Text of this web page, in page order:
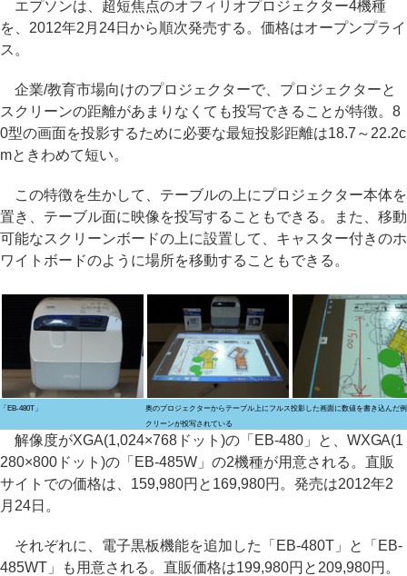
エプソンは、超短焦点のオフィリオプロジェクター4機種
を、2012年2月24日から順次発売する。価格はオープンプライ
ス。
企業/教育市場向けのプロジェクターで、プロジェクターと
スクリーンの距離があまりなくても投写できることが特徴。8
0型の画面を投影するために必要な最短投影距離は18.7～22.2c
mときわめて短い。
この特徴を生かして、テーブルの上にプロジェクター本体を
置き、テーブル面に映像を投写することもできる。また、移動
可能なスクリーンボードの上に設置して、キャスター付きのホ
ワイトボードのように場所を移動することもできる。
「EB-480T」
奥のプロジェクターからテーブル上にフルス
クリーンが投写されている
投影した画面に数値を書き込んだ例
解像度がXGA(1,024×768ドット)の「EB-480」と、WXGA(1
280×800ドット)の「EB-485W」の2機種が用意される。直販
サイトでの価格は、159,980円と169,980円。発売は2012年2
月24日。
それぞれに、電子黒板機能を追加した「EB-480T」と「EB-
485WT」も用意される。直販価格は199,980円と209,980円。